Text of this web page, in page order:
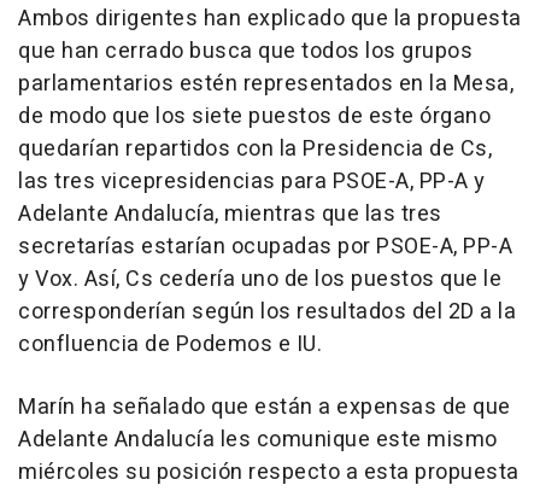
Ambos dirigentes han explicado que la propuesta
que han cerrado busca que todos los grupos
parlamentarios estén representados en la Mesa,
de modo que los siete puestos de este órgano
quedarían repartidos con la Presidencia de Cs,
las tres vicepresidencias para PSOE-A, PP-A y
Adelante Andalucía, mientras que las tres
secretarías estarían ocupadas por PSOE-A, PP-A
y Vox. Así, Cs cedería uno de los puestos que le
corresponderían según los resultados del 2D a la
confluencia de Podemos e IU.
Marín ha señalado que están a expensas de que
Adelante Andalucía les comunique este mismo
miércoles su posición respecto a esta propuesta